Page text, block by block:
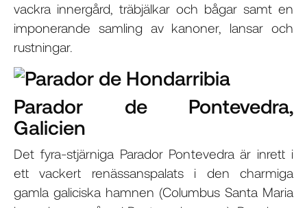
vackra innergård, träbjälkar och bågar samt en
imponerande samling av kanoner, lansar och
rustningar.
Parador de Pontevedra,
Galicien
Det fyra-stjärniga Parador Pontevedra är inrett i
ett vackert renässanspalats i den charmiga
gamla galiciska hamnen (Columbus Santa Maria